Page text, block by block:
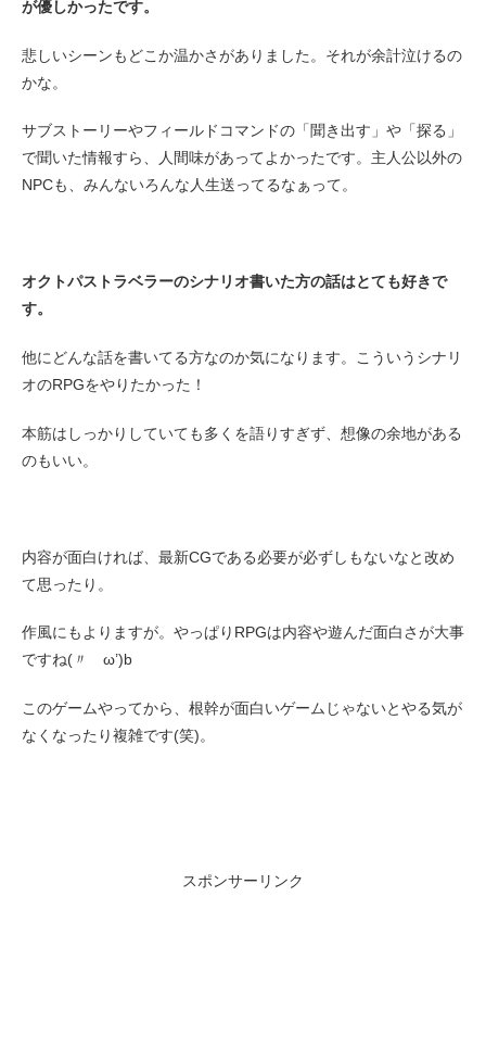
が優しかったです。
悲しいシーンもどこか温かさがありました。それが余計泣けるの
かな。
サブストーリーやフィールドコマンドの「聞き出す」や「探る」
で聞いた情報すら、人間味があってよかったです。主人公以外の
NPCも、みんないろんな人生送ってるなぁって。
オクトパストラベラーのシナリオ書いた方の話はとても好きで
す。
他にどんな話を書いてる方なのか気になります。こういうシナリ
オのRPGをやりたかった！
本筋はしっかりしていても多くを語りすぎず、想像の余地がある
のもいい。
内容が面白ければ、最新CGである必要が必ずしもないなと改め
て思ったり。
作風にもよりますが。やっぱりRPGは内容や遊んだ面白さが大事
ですね(〃ゝω’)b
このゲームやってから、根幹が面白いゲームじゃないとやる気が
なくなったり複雑です(笑)。
スポンサーリンク